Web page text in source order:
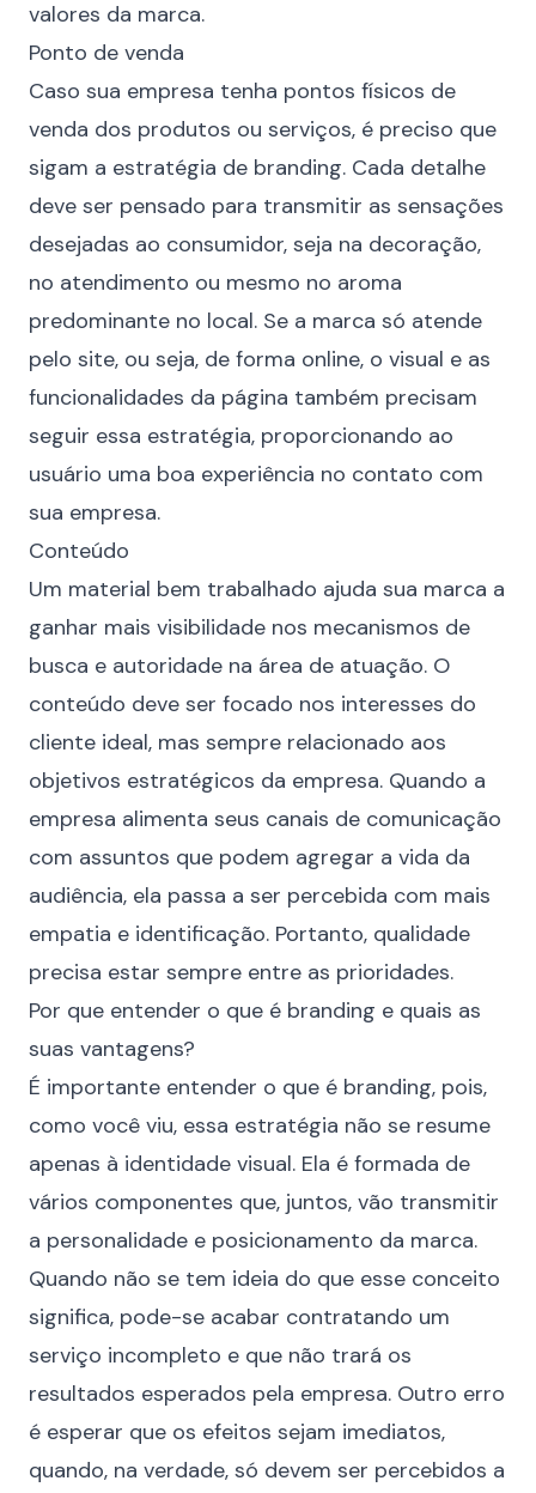
valores da marca.
Ponto de venda
Caso sua empresa tenha pontos físicos de
venda dos produtos ou serviços, é preciso que
sigam a estratégia de branding. Cada detalhe
deve ser pensado para transmitir as sensações
desejadas ao consumidor, seja na decoração,
no atendimento ou mesmo no aroma
predominante no local. Se a marca só atende
pelo site, ou seja, de forma online, o visual e as
funcionalidades da página também precisam
seguir essa estratégia, proporcionando ao
usuário uma boa experiência no contato com
sua empresa.
Conteúdo
Um material bem trabalhado ajuda sua marca a
ganhar mais visibilidade nos mecanismos de
busca e autoridade na área de atuação. O
conteúdo deve ser focado nos interesses do
cliente ideal, mas sempre relacionado aos
objetivos estratégicos da empresa. Quando a
empresa alimenta seus canais de comunicação
com assuntos que podem agregar a vida da
audiência, ela passa a ser percebida com mais
empatia e identificação. Portanto, qualidade
precisa estar sempre entre as prioridades.
Por que entender o que é branding e quais as
suas vantagens?
É importante entender o que é branding, pois,
como você viu, essa estratégia não se resume
apenas à identidade visual. Ela é formada de
vários componentes que, juntos, vão transmitir
a personalidade e posicionamento da marca.
Quando não se tem ideia do que esse conceito
significa, pode-se acabar contratando um
serviço incompleto e que não trará os
resultados esperados pela empresa. Outro erro
é esperar que os efeitos sejam imediatos,
quando, na verdade, só devem ser percebidos a